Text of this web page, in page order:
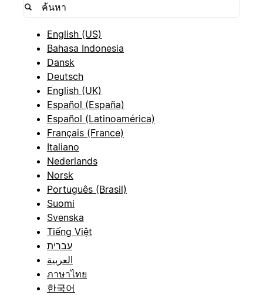
English (US)
Bahasa Indonesia
Dansk
Deutsch
English (UK)
Español (España)
Español (Latinoamérica)
Français (France)
Italiano
Nederlands
Norsk
Português (Brasil)
Suomi
Svenska
Tiếng Việt
עברית
العربية
ภาษาไทย
한국어